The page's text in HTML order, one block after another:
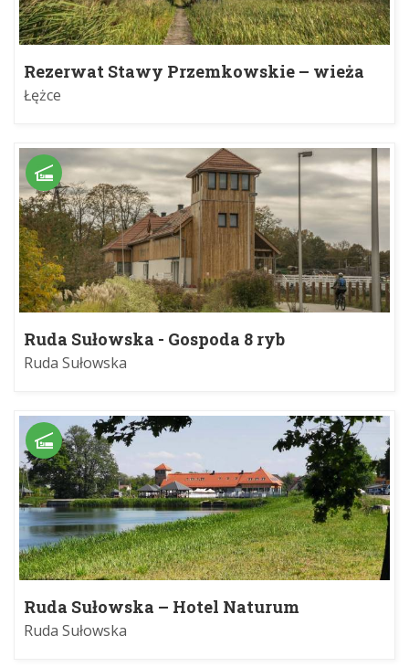
Rezerwat Stawy Przemkowskie – wieża
widokowa
Łężce
Ruda Sułowska - Gospoda 8 ryb
Ruda Sułowska
Ruda Sułowska – Hotel Naturum
Ruda Sułowska